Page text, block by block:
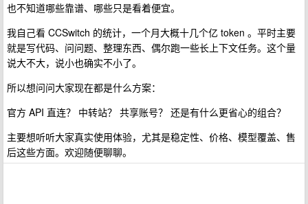
也不知道哪些靠谱、哪些只是看着便宜。
我自己看 CCSwitch 的统计，一个月大概十几个亿 token 。平时主要
就是写代码、问问题、整理东西、偶尔跑一些长上下文任务。这个量
说大不大，说小也确实不小了。
所以想问问大家现在都是什么方案：
官方 API 直连？ 中转站？ 共享账号？ 还是有什么更省心的组合？
主要想听听大家真实使用体验，尤其是稳定性、价格、模型覆盖、售
后这些方面。欢迎随便聊聊。